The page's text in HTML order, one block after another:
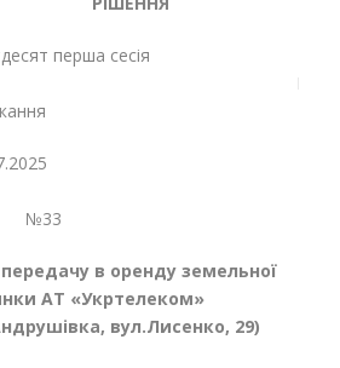
перша сесія
в оренду земельної
АТ «Укртелеком»
вул.Лисенко, 29)